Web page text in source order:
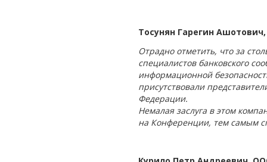
Тосунян Гарегин
Отрадно отметить, что за
специалистов банковского
информационной
присутствовали
Федерации.
Немалая заслуга в этом
на Конференции, тем самым